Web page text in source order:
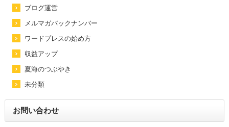
ブログ運営
メルマガバックナンバー
ワードプレスの始め方
収益アップ
夏海のつぶやき
未分類
お問い合わせ